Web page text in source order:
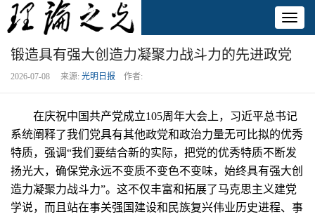
锻造具有强大创造力凝聚力战斗力的先进政党
2026-07-08 来源: 光明日报 作者:
在庆祝中国共产党成立105周年大会上，习近平总书记
系统阐释了我们党具有其他政党和政治力量无可比拟的优秀
特质，强调“我们要结合新的实际，把党的优秀特质不断发
扬光大，确保党永远不变质不变色不变味，始终具有强大创
造力凝聚力战斗力”。这不仅丰富和拓展了马克思主义建党
学说，而且站在事关强国建设和民族复兴伟业历史进程、事